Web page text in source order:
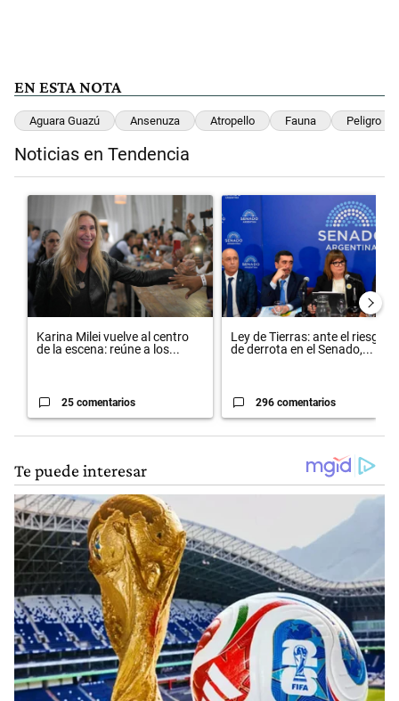
EN ESTA NOTA
Aguara Guazú Ansenuza Atropello Fauna Peligro
Noticias en Tendencia
Un artículo de tendencia con el título "Karina Milei vuelve al centro
Karina Milei vuelve al centro
de la escena: reúne a los...
25 comentarios
Un artículo de tendencia con el
Ley de Tierras: ante el riesgo
de derrota en el Senado,...
296 comentarios